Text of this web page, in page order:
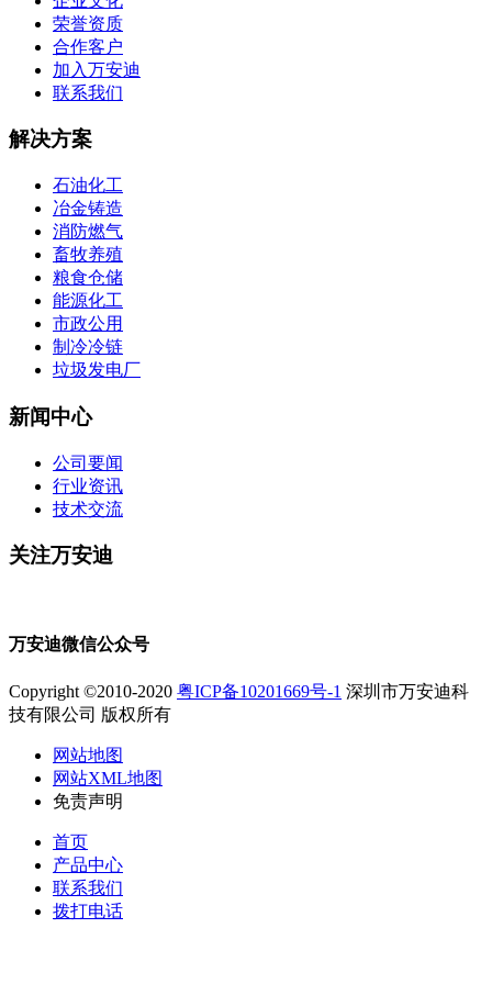
荣誉资质
合作客户
加入万安迪
联系我们
解决方案
石油化工
冶金铸造
消防燃气
畜牧养殖
粮食仓储
能源化工
市政公用
制冷冷链
垃圾发电厂
新闻中心
公司要闻
行业资讯
技术交流
关注万安迪
万安迪微信公众号
Copyright ©2010-2020 粤ICP备10201669号-1 深圳市万安迪科
技有限公司 版权所有
网站地图
网站XML地图
免责声明
首页
产品中心
联系我们
拨打电话